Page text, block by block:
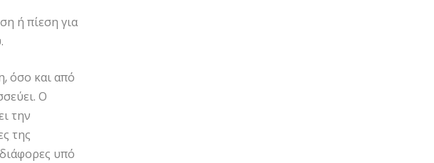
ή πίεση για
όσο και από
Ο
την
της
υπό